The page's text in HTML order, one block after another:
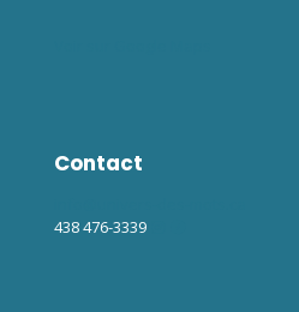
Contact
438 476-3339